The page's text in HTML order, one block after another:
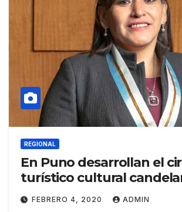
REGIONAL
En Puno desarrollan el
turístico cultural
FEBRERO 4, 2020 ADMIN